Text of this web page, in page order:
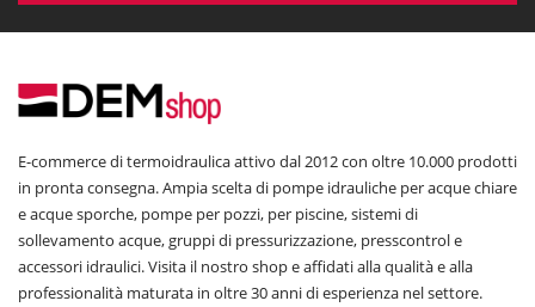
E-commerce di termoidraulica attivo dal 2012 con oltre 10.000 prodotti
in pronta consegna. Ampia scelta di pompe idrauliche per acque chiare
e acque sporche, pompe per pozzi, per piscine, sistemi di
sollevamento acque, gruppi di pressurizzazione, presscontrol e
accessori idraulici. Visita il nostro shop e affidati alla qualità e alla
professionalità maturata in oltre 30 anni di esperienza nel settore.